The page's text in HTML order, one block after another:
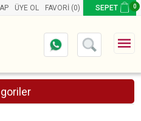
ÜYE OL FAVORI (0) SEPET 0